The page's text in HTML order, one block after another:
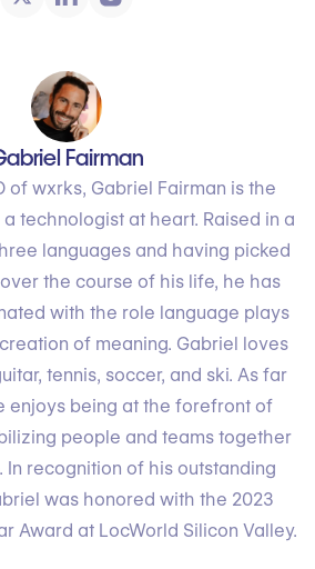
Fairman
of wxrks, Gabriel Fairman is the
technologist at heart. Raised in a
languages and having picked
the course of his life, he has
with the role language plays
of meaning. Gabriel loves
tennis, soccer, and ski. As far
enjoys being at the forefront of
people and teams together
In recognition of his outstanding
was honored with the 2023
Award at LocWorld Silicon Valley.